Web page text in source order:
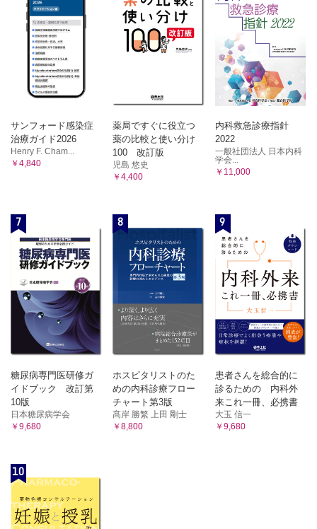
サンフォード感染症
治療ガイド2026
Henry F. Cham...
￥4,840
薬局ですぐに役立つ
薬の比較と使い分け
100 改訂版
児島 悠史
￥4,400
内科救急診療指針
2022
一般社団法人 日本内科
学会...
￥11,000
7
糖尿病専門医研修ガ
イドブック 改訂第
10版
日本糖尿病学会
￥9,680
8
ホスピタリストのた
めの内科診療フロー
チャート第3版
髙岸 勝繁 上田 剛士
￥8,800
9
患者さんを総合的に
診るための 内科外
来これ一冊、必携書
大玉 信一
￥9,680
10